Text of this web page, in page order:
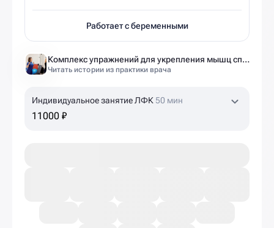
Работает с беременными
Комплекс упражнений для укрепления мышц спины и позвоночника от экспертов Ист Клиники
Читать истории из практики врача
Индивидуальное занятие ЛФК 50 мин
11000 ₽